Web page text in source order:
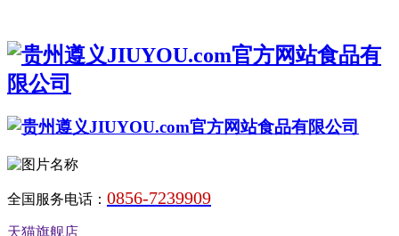
全国服务电话： 0856-7239909
天猫旗舰店